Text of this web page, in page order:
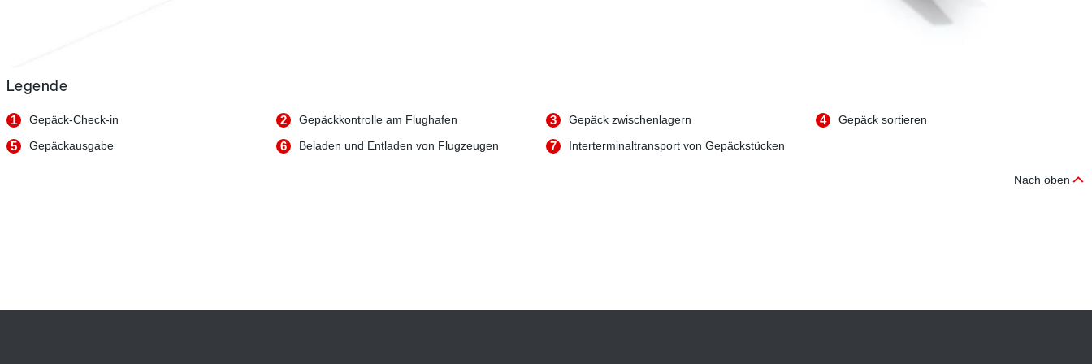
Legende
1 Gepäck-Check-in 2 Gepäckkontrolle am Flughafen 3 Gepäck zwischenlagern 4 Gepäck sortieren
5 Gepäckausgabe 6 Beladen und Entladen von Flugzeugen 7 Interterminaltransport von Gepäckstücken
Nach oben